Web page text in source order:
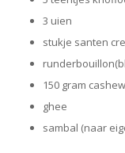
3 uien
stukje santen
150 gram
ghee
sambal (naar